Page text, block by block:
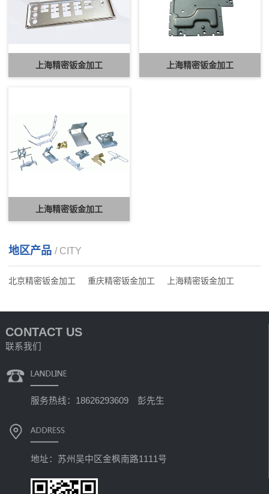
上海精密钣金加工 上海精密钣金加工
上海精密钣金加工
地区产品 / CITY
北京精密钣金加工 重庆精密钣金加工 上海精密钣金加工
CONTACT US
联系我们
服务热线：18626293609 彭先生
地址：苏州吴中区金枫南路1111号